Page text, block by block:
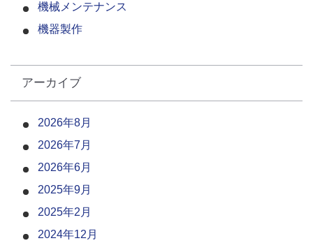
機械メンテナンス
機器製作
アーカイブ
2026年8月
2026年7月
2026年6月
2025年9月
2025年2月
2024年12月